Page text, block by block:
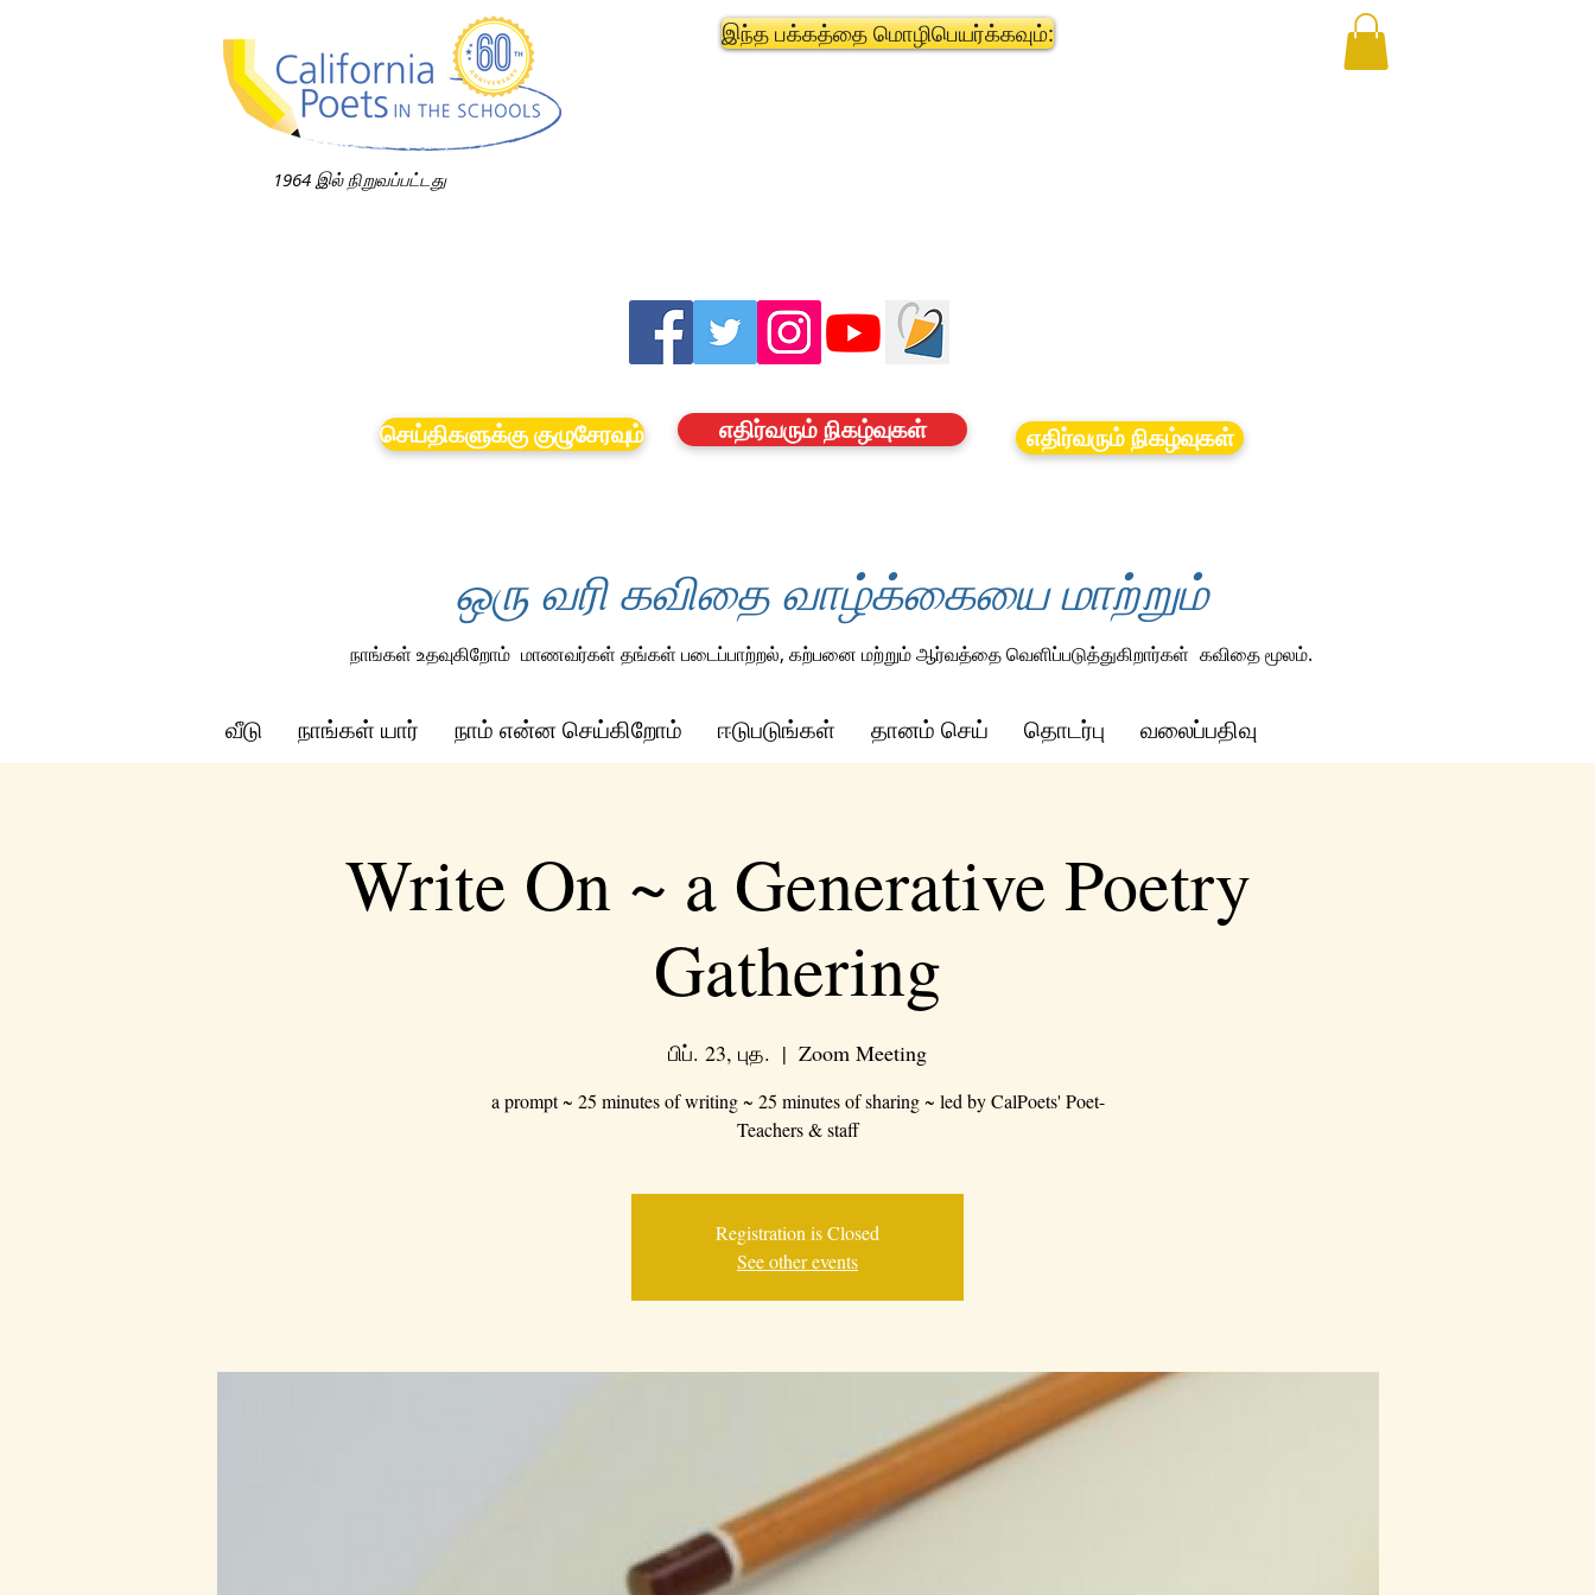
1964 இல் நிறுவப்பட்டது
இந்த பக்கத்தை மொழிபெயர்க்கவும்:
செய்திகளுக்கு குழுசேரவும் எதிர்வரும் நிகழ்வுகள் எதிர்வரும் நிகழ்வுகள்
ஒரு வரி கவிதை வாழ்க்கையை மாற்றும்
நாங்கள் உதவுகிறோம் மாணவர்கள் தங்கள் படைப்பாற்றல், கற்பனை மற்றும் ஆர்வத்தை வெளிப்படுத்துகிறார்கள் கவிதை மூலம்.
வீடு நாங்கள் யார் நாம் என்ன செய்கிறோம் ஈடுபடுங்கள் தானம் செய் தொடர்பு வலைப்பதிவு
Write On ~ a Generative Poetry
Gathering
பிப். 23, புத.
  |
Zoom Meeting
a prompt ~ 25 minutes of writing ~ 25 minutes of sharing ~ led by CalPoets' Poet-
Teachers & staff
Registration is Closed
See other events